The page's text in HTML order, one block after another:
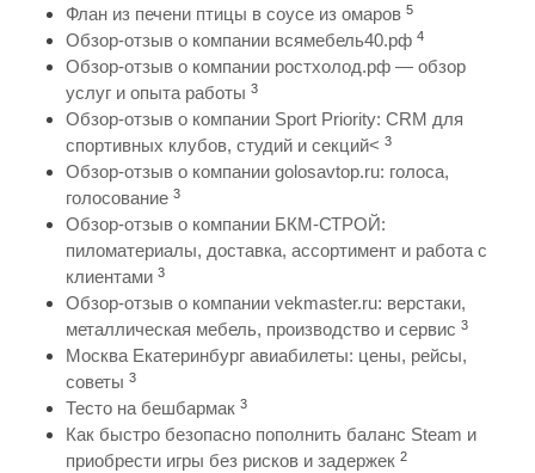
Флан из печени птицы в соусе из омаров 5
Обзор-отзыв о компании всямебель40.рф 4
Обзор-отзыв о компании ростхолод.рф — обзор
услуг и опыта работы 3
Обзор-отзыв о компании Sport Priority: CRM для
спортивных клубов, студий и секций< 3
Обзор-отзыв о компании golosavtop.ru: голоса,
голосование 3
Обзор-отзыв о компании БКМ-СТРОЙ:
пиломатериалы, доставка, ассортимент и работа с
клиентами 3
Обзор-отзыв о компании vekmaster.ru: верстаки,
металлическая мебель, производство и сервис 3
Москва Екатеринбург авиабилеты: цены, рейсы,
советы 3
Тесто на бешбармак 3
Как быстро безопасно пополнить баланс Steam и
приобрести игры без рисков и задержек 2